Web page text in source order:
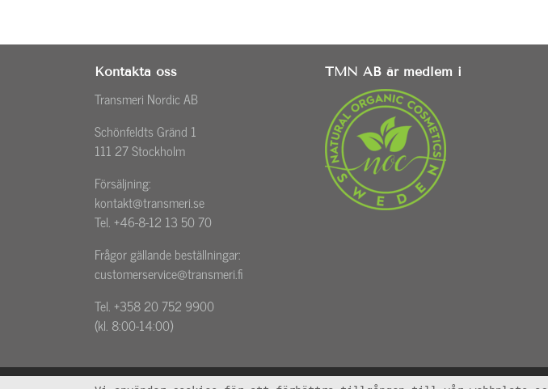
Kontakta oss
Transmeri Nordic AB
Schönfeldts Gränd 1
111 27 Stockholm
Försäljning:
kontakt@transmeri.se
Tel. +46-8-12 13 50 70
Frågor gällande beställningar:
customerservice@transmeri.fi
Tel. +358 20 752 9900
(kl. 8:00-14:00)
TMN AB är medlem i